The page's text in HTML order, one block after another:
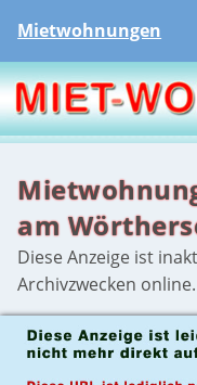
Mietwohnungen
am
Diese Anzeige ist
Archivzwecken online.